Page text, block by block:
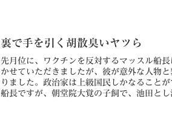
裏で手を引く胡散臭いヤツら
先月位に、ワクチンを反対するマッスル船
かせていただきましたが、彼が意外な人物
りました。政治家は上級国民しかなること
船長ですが、朝堂院大覚の子飼で、池田とし